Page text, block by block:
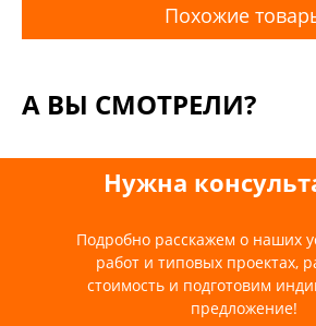
Похожие
А ВЫ СМОТРЕЛИ?
Нужна
Подробно расскажем о наших
работ и типовых проектах,
стоимость и подготовим
предложение!